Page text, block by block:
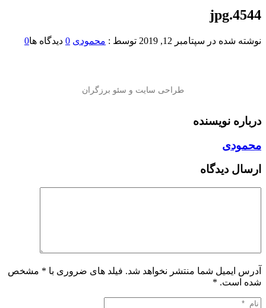
4544.jpg
نوشته شده در سپتامبر 12, 2019 توسط : محمودی 0 دیدگاه ها0
درباره نویسنده
محمودی
ارسال دیدگاه
آدرس ایمیل شما منتشر نخواهد شد. فیلد های ضروری با * مشخص
شده است. *